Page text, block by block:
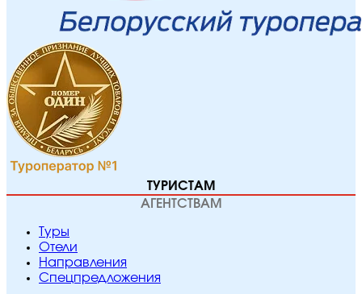
ТУРИСТАМ
АГЕНТСТВАМ
Туры
Отели
Направления
Спецпредложения